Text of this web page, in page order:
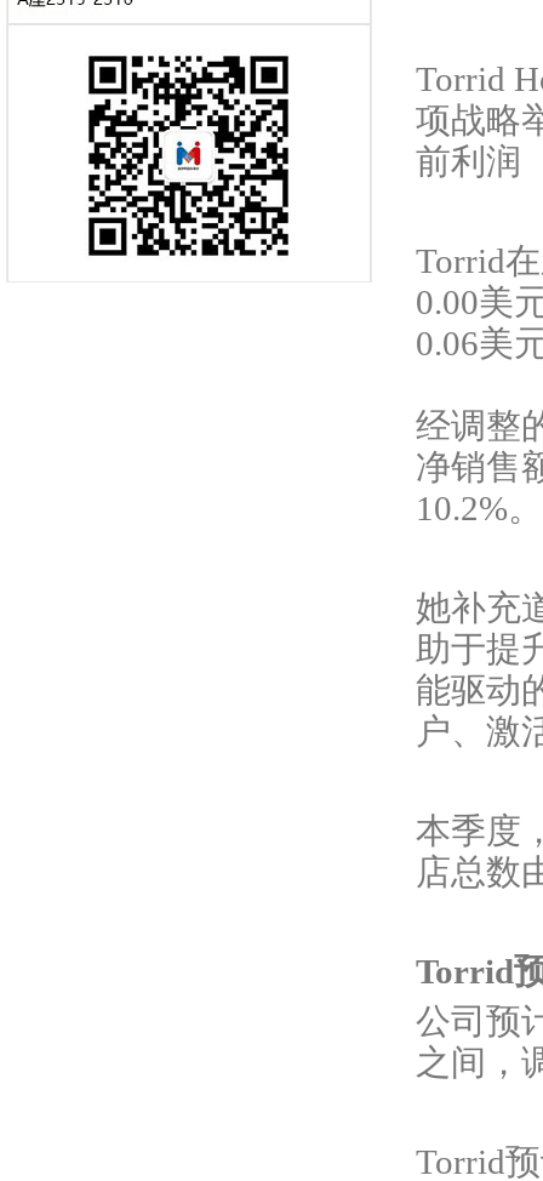
Torrid
项战略
前利润
Torrid
0.00美
0.06美
经调整
净销售
10.2%。
她补充
助于提
能驱动
户、激
本季度
店总数
Torrid
公司预
之间，
Torrid